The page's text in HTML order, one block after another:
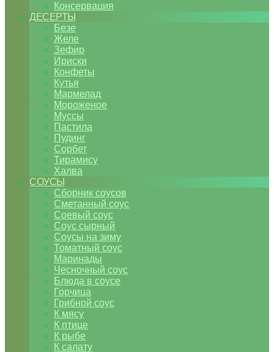
Консервация
ДЕСЕРТЫ
Безе
Желе
Зефир
Ириски
Конфеты
Кутья
Мармелад
Мороженое
Муссы
Пастила
Пудинг
Сорбет
Тирамису
Халва
СОУСЫ
Сборник соусов
Сметанный соус
Соевый соус
Соус сырный
Соусы на зиму
Томатный соус
Маринады
Чесночный соус
Блюда в соусе
Горчица
Грибной соус
К мясу
К птице
К рыбе
К салату